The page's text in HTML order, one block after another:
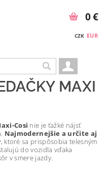
CZK EUR
0 €
MAXI
Cosi nie je ťažké nájsť
Najmodernejšie a určite aj
, ktoré sa prispôsobia telesným
do vozidla vďaka
v smere jazdy.